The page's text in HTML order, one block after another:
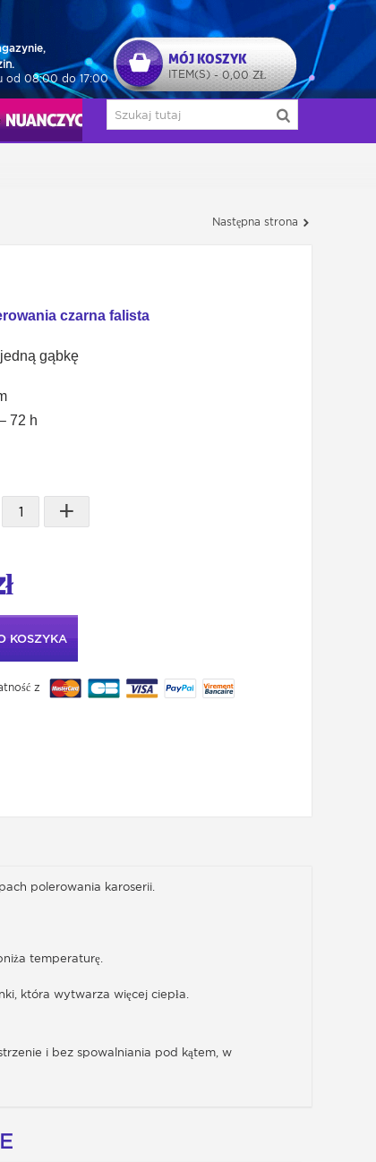
MÓJ KOSZYK
ITEM(S) - 0,00 ZŁ
od 08:00 do 17:00
Następna strona
czarna falista
gąbkę
72 h
+
KOSZYKA
z
polerowania karoserii.
temperaturę.
która wytwarza więcej ciepła.
i bez spowalniania pod kątem, w